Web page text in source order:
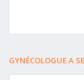
GYNÉCOLOGUE A